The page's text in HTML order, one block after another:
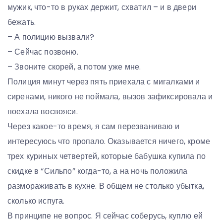
мужик, что-то в руках держит, схватил – и в двери
бежать.
– А полицию вызвали?
– Сейчас позвоню.
– Звоните скорей, а потом уже мне.
Полиция минут через пять приехала с мигалками и
сиренами, никого не поймала, вызов зафиксировала и
поехала восвояси.
Через какое-то время, я сам перезваниваю и
интересуюсь что пропало. Оказывается ничего, кроме
трех куриных четвертей, которые бабушка купила по
скидке в “Сильпо” когда-то, а на ночь положила
размораживать в кухне. В общем не столько убытка,
сколько испуга.
В принципе не вопрос. Я сейчас соберусь, куплю ей